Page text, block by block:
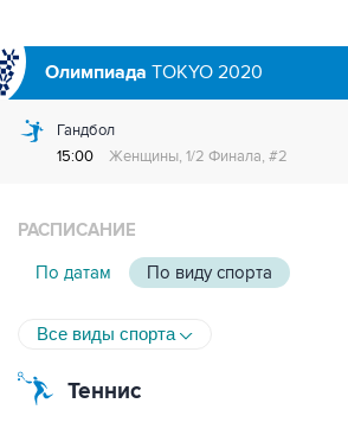
Олимпиада TOKYO 2020
Гандбол
15:00
Женщины, 1/2 Финала, #2
РАСПИСАНИЕ
По датам По виду спорта
Все виды спорта
Теннис